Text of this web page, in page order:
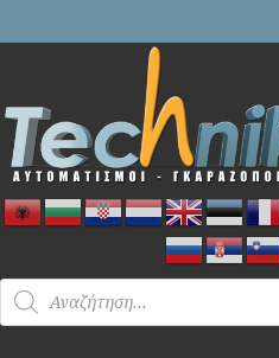
Products
search